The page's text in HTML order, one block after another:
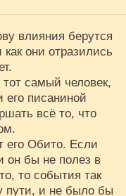
влияния берутся
они отразились
самый человек,
его писаниной
всё то, что
Обито. Если
он бы не полез в
то события так
пути, и не было бы